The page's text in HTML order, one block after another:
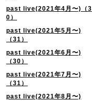
past live(2021年4月〜)（3
0）
past live(2021年5月〜)
（31）
past live(2021年6月〜)
（30）
past live(2021年7月〜)
（31）
past live(2021年8月〜)